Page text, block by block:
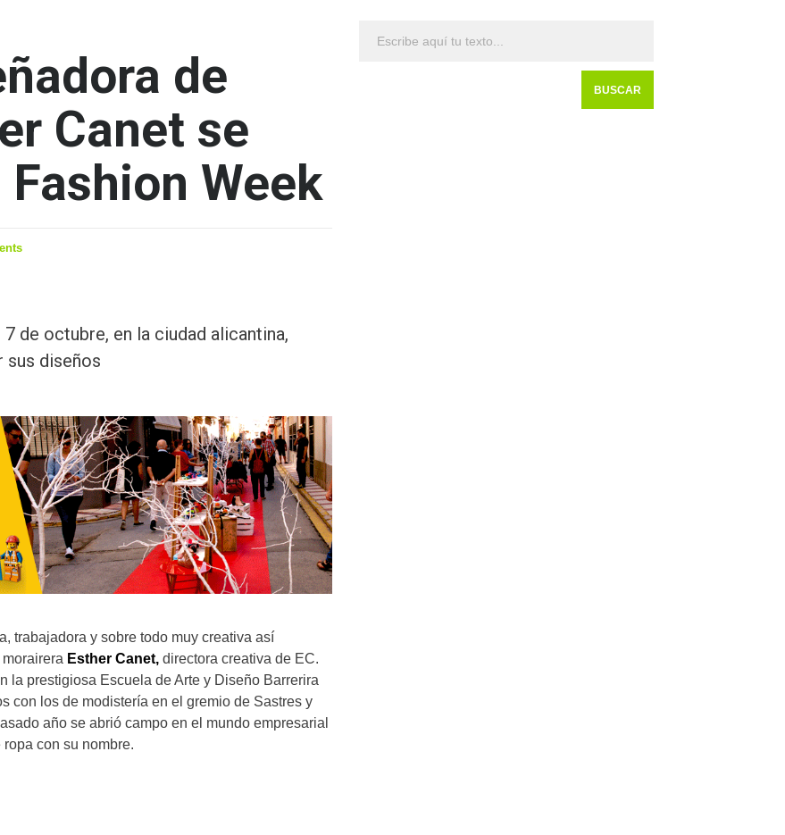
de
Canet se
Week
de octubre, en la ciudad alicantina,
sus diseños
trabajadora y sobre todo muy creativa así
Esther Canet, directora creativa de EC.
la prestigiosa Escuela de Arte y Diseño Barrerira
con los de modistería en el gremio de Sastres y
año se abrió campo en el mundo empresarial
con su nombre.